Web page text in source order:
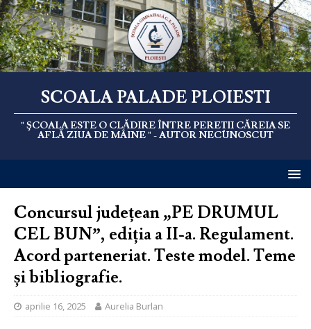
SCOALA PALADE PLOIESTI
" ŞCOALA ESTE O CLĂDIRE ÎNTRE PEREȚII CĂREIA SE
AFLĂ ZIUA DE MÂINE " - AUTOR NECUNOSCUT
Concursul județean „PE DRUMUL
CEL BUN”, ediția a II-a. Regulament.
Acord parteneriat. Teste model. Teme
și bibliografie.
aprilie 16, 2025 Aurelia Burlan